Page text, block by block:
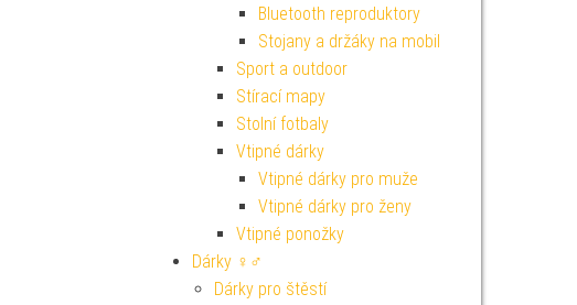
Bluetooth reproduktory
Stojany a držáky na mobil
Sport a outdoor
Stírací mapy
Stolní fotbaly
Vtipné dárky
Vtipné dárky pro muže
Vtipné dárky pro ženy
Vtipné ponožky
Dárky ♀♂
Dárky pro štěstí